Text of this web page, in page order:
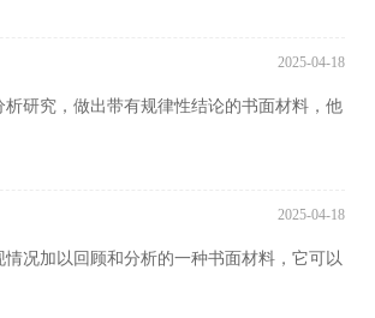
2025-04-18
研究，做出带有规律性结论的书面材料，他
2025-04-18
况加以回顾和分析的一种书面材料，它可以